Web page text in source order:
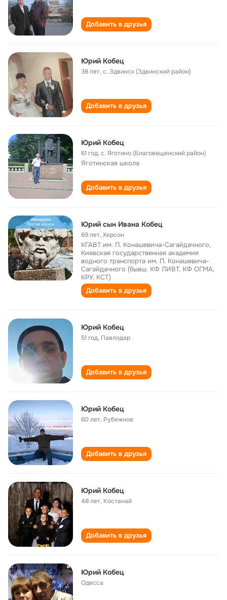
Добавить в друзья
Юрий Кобец
38 лет,с. Здвинск (Здвинский район)
Добавить в друзья
Юрий Кобец
61 год,с. Яготино (Благовещенский район)
Яготинская школа
Добавить в друзья
Юрий сын Ивана Кобец
69 лет,Херсон
КГАВТ им. П. Конашевича-Сагайдачного,
Киевская государственная академия
водного транспорта им. П. Конашевича-
Сагайдачного (бывш. КФ ЛИВТ, КФ ОГМА,
КРУ, КСТ)
Добавить в друзья
Юрий Кобец
51 год, Павлодар
Добавить в друзья
Юрий Кобец
60 лет, Рубежное
Добавить в друзья
Юрий Кобец
48 лет, Костанай
Добавить в друзья
Юрий Кобец
Одесса